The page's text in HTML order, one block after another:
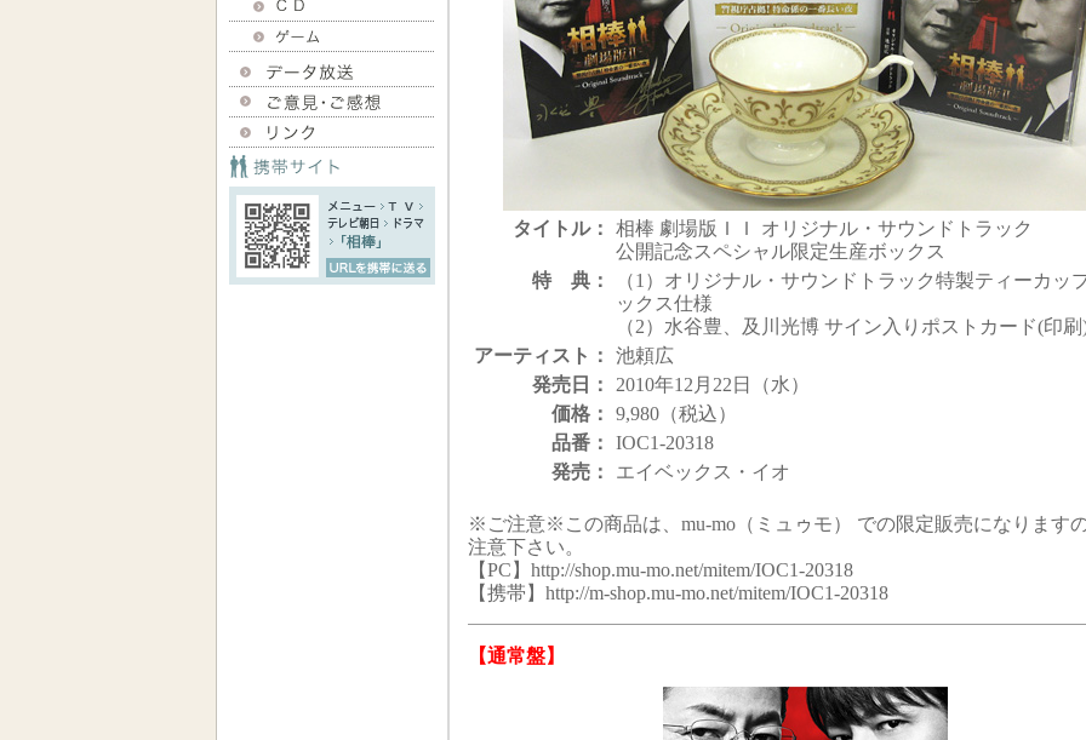
タイトル：
相棒 劇場版ＩＩ オリジナル・サウンドトラック
公開記念スペシャル限定生産ボックス
特 典：
（1）オリジナル・サウンドトラック特製ティーカッ
ックス仕様
（2）水谷豊、及川光博 サイン入りポストカード(印
アーティスト：
池頼広
発売日：
2010年12月22日（水）
価格：
9,980（税込）
品番：
IOC1-20318
発売：
エイベックス・イオ
※ご注意※この商品は、mu-mo（ミュゥモ） での限定販売になります
注意下さい。
【PC】 http://shop.mu-mo.net/mitem/IOC1-20318
【携帯】http://m-shop.mu-mo.net/mitem/IOC1-20318
【通常盤】